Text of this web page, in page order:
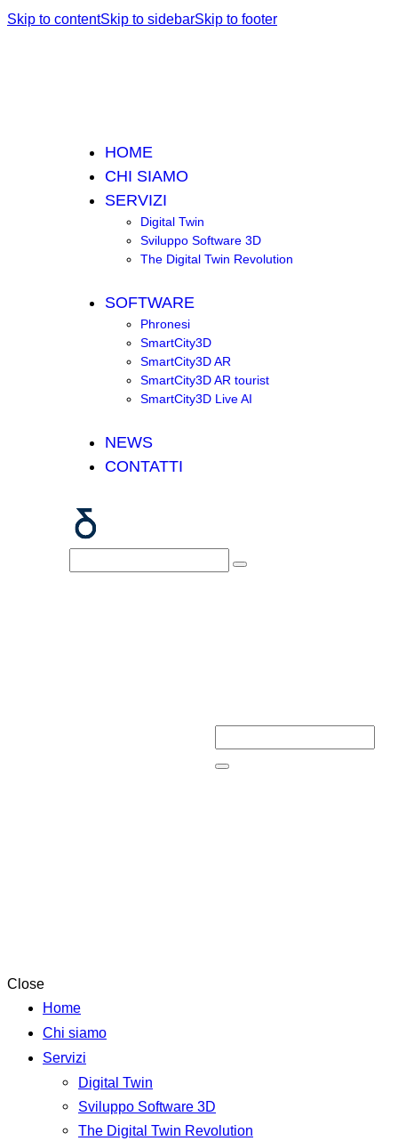
Skip to contentSkip to sidebarSkip to footer
HOME
CHI SIAMO
SERVIZI
Digital Twin
Sviluppo Software 3D
The Digital Twin Revolution
SOFTWARE
Phronesi
SmartCity3D
SmartCity3D AR
SmartCity3D AR tourist
SmartCity3D Live AI
NEWS
CONTATTI
Close
Home
Chi siamo
Servizi
Digital Twin
Sviluppo Software 3D
The Digital Twin Revolution